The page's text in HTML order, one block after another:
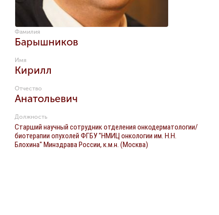
Фамилия
Барышников
Имя
Кирилл
Отчество
Анатольевич
Должность
Старший научный сотрудник отделения онкодерматологии/
биотерапии опухолей ФГБУ "НМИЦ онкологии им. Н.Н.
Блохина" Минздрава России, к.м.н. (Москва)